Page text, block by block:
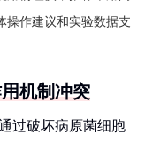
操作建议和实验数据支
机制冲突
过破坏病原菌细胞